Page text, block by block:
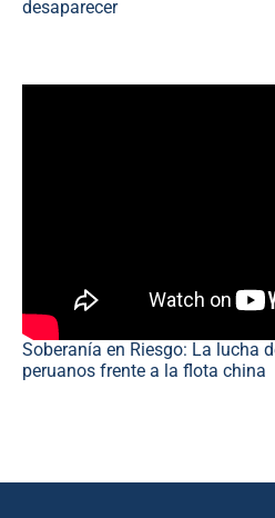
desaparecer
Soberanía en Riesgo: La lucha
peruanos frente a la flota china